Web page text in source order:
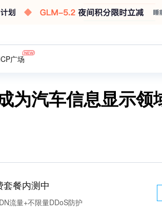
广场
为汽车信息显示领
餐内测中
流量+不限量DDoS防护